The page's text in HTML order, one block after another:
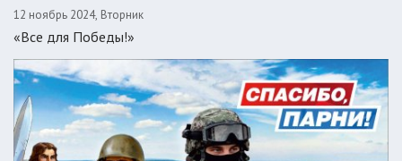
12 ноябрь 2024, Вторник
«Все для Победы!»